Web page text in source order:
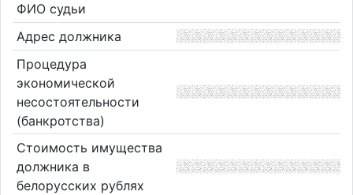
ФИО судьи
Адрес должника
Процедура
экономической
несостоятельности
(банкротства)
Стоимость имущества
должника в
белорусских рублях